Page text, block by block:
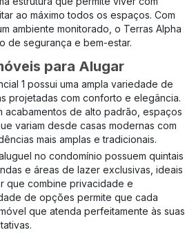
ao máximo todos os espaços. Com
ambiente monitorado, o Terras Alpha
de segurança e bem-estar.
para Alugar
1 possui uma ampla variedade de
projetadas com conforto e elegância.
acabamentos de alto padrão, espaços
variam desde casas modernas com
mais amplas e tradicionais.
no condomínio possuem quintais
e áreas de lazer exclusivas, ideais
que combine privacidade e
de opções permite que cada
que atenda perfeitamente às suas